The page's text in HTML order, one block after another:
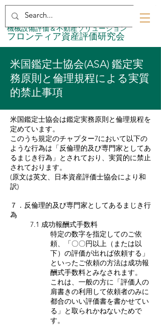
​フロンティア資産評価研究会
​機械設備評価＆不動産ソリューション
米国鑑定士協会(ASA) 鑑定実
務原則と倫理規程による実質
的禁止事項
米国鑑定士協会は鑑定実務原則と倫理規程を
定めています。
​このうち規定のチャプター7において以下の
ような行為は「反倫理的及び専門家としてあ
るまじき行為」とされており、実質的に禁止
されております。
(原文は英文、日本資産評価士協会により和
訳)
７．反倫理的及び専門家としてあるまじき行
為
7.1 成功報酬式手数料
特定の数字を指定してのご依
頼、「〇〇円以上（または以
下）の評価が出れば依頼する」
といったご依頼の方法は成功報
酬式手数料とみなされます。
これは、一般の方に「評価人の
肩書きの利用して依頼者のみに
都合のいい評価書を書かせてい
る」と取られかねないためで
す。